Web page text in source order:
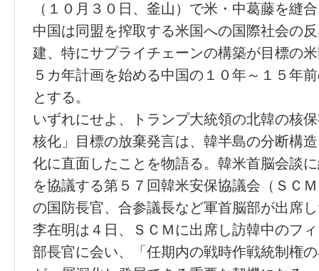
（１０月３０日、釜山）で米・中葛藤を縫
中国は同盟を搾取する米国への国際社会の
建、特にサプライチェーンの構築が目標の
５カ年計画を始める中国の１０年～１５年
とする。
いずれにせよ、トランプ大統領の北韓の核
核化」目標の放棄発言は、韓半島の分断構
化に直面したことを物語る。韓米首脳会談
を協議する第５７回韓米安保協議会（ＳＣ
の国防長官、合参議長など軍首脳部が出席
李在明は４日、ＳＣＭに出席し訪韓中のフ
部長官に会い、「任期内の戦時作戦統制権